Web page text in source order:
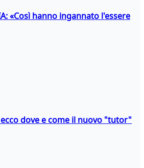
«Così hanno ingannato l'essere
dove e come il nuovo "tutor"